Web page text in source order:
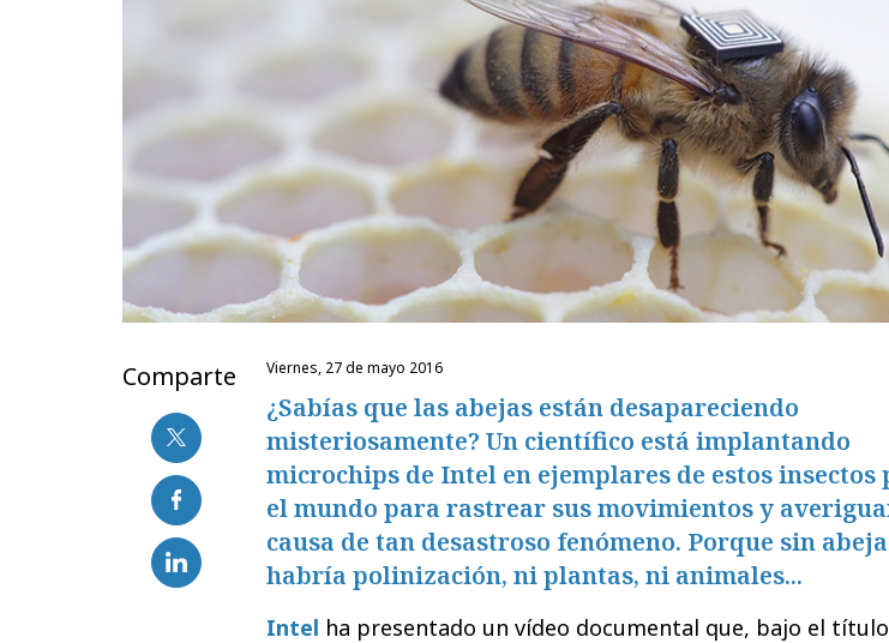
Comparte viernes, 27 de mayo 2016
¿Sabías que las abejas están desapareciendo
misteriosamente? Un científico está implantando
microchips de Intel en ejemplares de estos insectos
el mundo para rastrear sus movimientos y
causa de tan desastroso fenómeno. Porque sin
habría polinización, ni plantas, ni animales...
Intel ha presentado un vídeo documental que, bajo el título